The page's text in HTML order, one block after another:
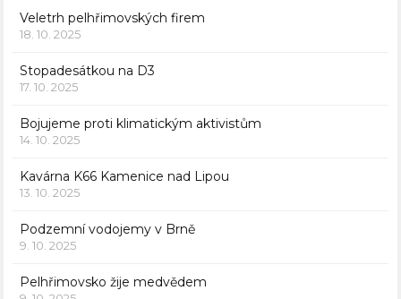
Veletrh pelhřimovských firem
18. 10. 2025
Stopadesátkou na D3
17. 10. 2025
Bojujeme proti klimatickým aktivistům
14. 10. 2025
Kavárna K66 Kamenice nad Lipou
13. 10. 2025
Podzemní vodojemy v Brně
9. 10. 2025
Pelhřimovsko žije medvědem